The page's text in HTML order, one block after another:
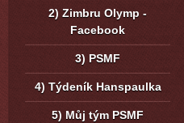
2) Zimbru Olymp -
Facebook
3) PSMF
4) Týdeník Hanspaulka
5) Můj tým PSMF